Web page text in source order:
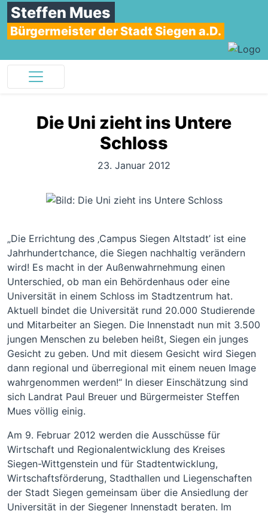
Steffen Mues
Bürgermeister der Stadt Siegen a.D.
Die Uni zieht ins Untere
Schloss
23. Januar 2012
„Die Errichtung des ‚Campus Siegen Altstadt’ ist eine
Jahrhundertchance, die Siegen nachhaltig verändern
wird! Es macht in der Außenwahrnehmung einen
Unterschied, ob man ein Behördenhaus oder eine
Universität in einem Schloss im Stadtzentrum hat.
Aktuell bindet die Universität rund 20.000 Studierende
und Mitarbeiter an Siegen. Die Innenstadt nun mit 3.500
jungen Menschen zu beleben heißt, Siegen ein junges
Gesicht zu geben. Und mit diesem Gesicht wird Siegen
dann regional und überregional mit einem neuen Image
wahrgenommen werden!“ In dieser Einschätzung sind
sich Landrat Paul Breuer und Bürgermeister Steffen
Mues völlig einig.
Am 9. Februar 2012 werden die Ausschüsse für
Wirtschaft und Regionalentwicklung des Kreises
Siegen-Wittgenstein und für Stadtentwicklung,
Wirtschaftsförderung, Stadthallen und Liegenschaften
der Stadt Siegen gemeinsam über die Ansiedlung der
Universität in der Siegener Innenstadt beraten. Im